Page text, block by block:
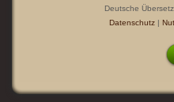
Deutsche
Datenschutz|